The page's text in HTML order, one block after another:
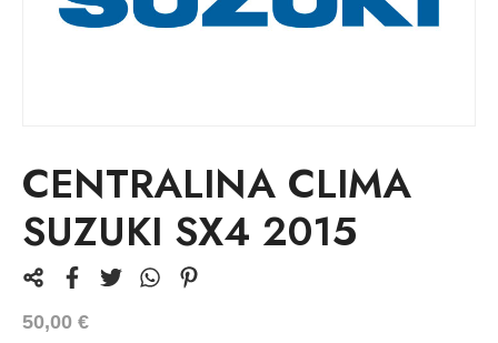
CENTRALINA CLIMA
SUZUKI SX4 2015
50,00 €